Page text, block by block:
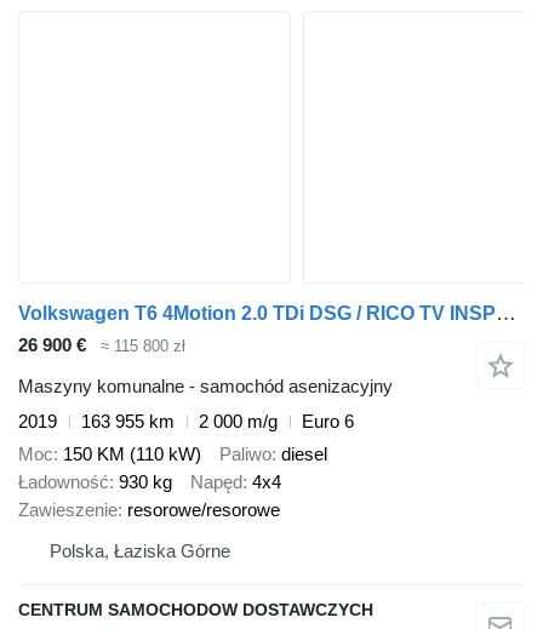
Volkswagen T6 4Motion 2.0 TDi DSG / RICO TV INSPECTION / 1 OWNER
26 900 € ≈ 115 800 zł
Maszyny komunalne - samochód asenizacyjny
2019
163 955 km 2 000 m/g
Euro 6
Moc 150 KM (110 kW) Paliwo diesel
Ładowność 930 kg Napęd 4x4
Zawieszenie resorowe/resorowe
Polska, Łaziska Górne
CENTRUM SAMOCHODOW DOSTAWCZYCH